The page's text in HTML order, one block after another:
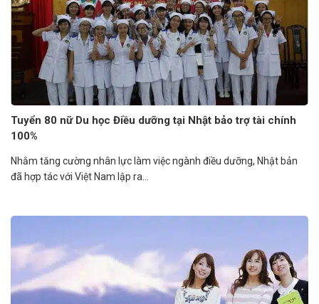
Tuyển 80 nữ Du học Điều dưỡng tại Nhật bảo trợ tài chính
100%
Nhằm tăng cường nhân lực làm việc ngành điều dưỡng, Nhật bản
đã hợp tác với Việt Nam lập ra...